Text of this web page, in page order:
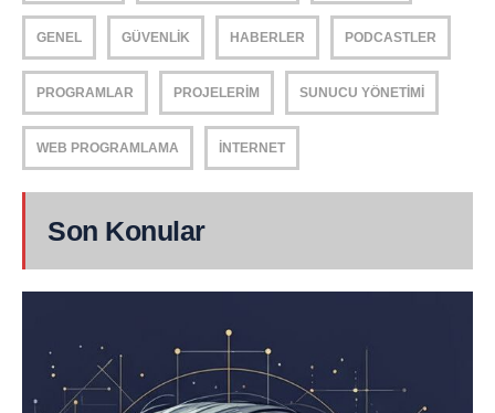
GENEL GÜVENLIK HABERLER PODCASTLER
PROGRAMLAR PROJELERIM SUNUCU YÖNETIMI
WEB PROGRAMLAMA İNTERNET
Son Konular